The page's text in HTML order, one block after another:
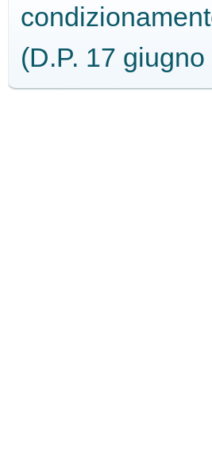
(D.P. 17